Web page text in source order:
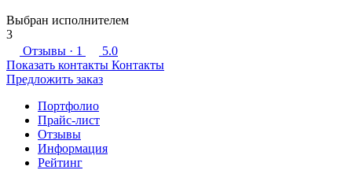
Выбран исполнителем
3
Отзывы · 1
5.0
Показать контакты Контакты
Предложить заказ
Портфолио
Прайс-лист
Отзывы
Информация
Рейтинг